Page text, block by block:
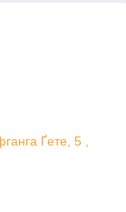
Ґете, 5 ,